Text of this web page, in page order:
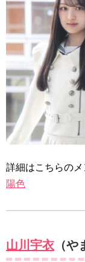
詳細はこちらの
陽色
山川宇衣 （や